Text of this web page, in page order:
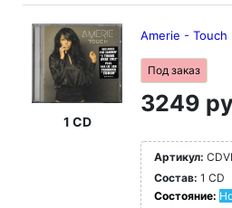
1 CD
Amerie - Touch
Под заказ
3249
Артикул:
Состав: 1 CD
Состояние: